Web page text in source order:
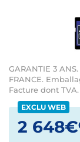
GARANTIE 3
FRANCE.
Facture dont TVA.
EXCLU WEB
2 648€